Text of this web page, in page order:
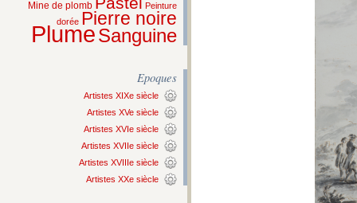
Mine de plomb
Peinture
dorée Pierre noire
PlumeSanguine
Epoques
Artistes XIXe siècle
Artistes XVe siècle
Artistes XVIe siècle
Artistes XVIIe siècle
Artistes XVIIIe siècle
Artistes XXe siècle